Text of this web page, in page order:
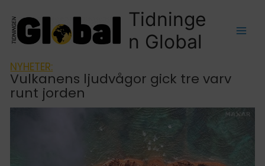
Tidninge
n Global
NYHETER:
Vulkanens ljudvågor gick tre varv
runt jorden